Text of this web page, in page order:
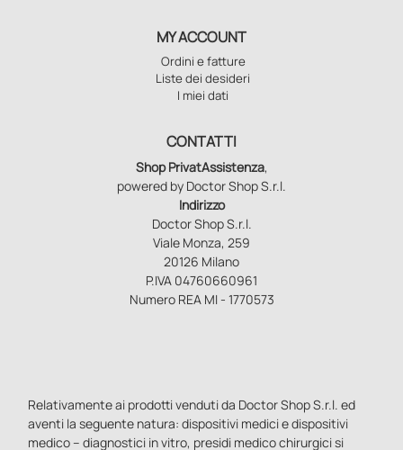
MY ACCOUNT
Ordini e fatture
Liste dei desideri
I miei dati
CONTATTI
Shop PrivatAssistenza,
powered by Doctor Shop S.r.l.
Indirizzo
Doctor Shop S.r.l.
Viale Monza, 259
20126 Milano
P.IVA 04760660961
Numero REA MI - 1770573
Relativamente ai prodotti venduti da Doctor Shop S.r.l. ed
aventi la seguente natura: dispositivi medici e dispositivi
medico – diagnostici in vitro, presidi medico chirurgici si